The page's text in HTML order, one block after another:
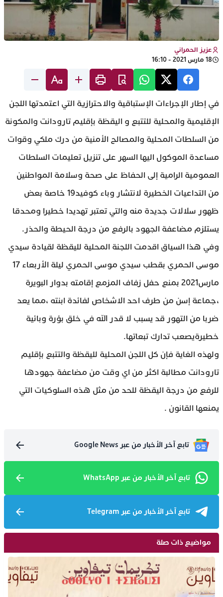
عزيز الحمراني
18 مارس 2021 - 16:10
في إطار الإجراءات الإستباقية والاحترازية التي اعتمدتها اللجن
الإقليمية والمحلية للتتبع و اليقظة بإقليم تارودانت والمكونة
من السلطات المحلية والمصالح الأمنية من درك ملكي وقوات
مساعدة الموكول اليها السهر على تنزيل تعليمات السلطات
العمومية الرامية إلى الحفاظ على صحة وسلامة المواطنين
من التداعيات الخطيرة لانتشار وباء كوفيد19 خاصة بعض
ظهور سلالات جديدة منه والتي تعتبر تهديدا خطيرا ومحدقا
يستلزم مضاعفة الجهود بالرفع من درجة الحيطة والحذر.
وفي هذا السياق اقدمت اللجنة المحلية لليقظة لقيادة سيدي
موسى الحمري بقطب سيدي موسى الحمري ليلة الأربعاء 17
مارس2021 بمنع حفل زفاف المزمع إقامته بدوار البويرة
،جماعة إسن من طرف احد الاشخاص لفائدة ابنته ،مما يعد
ضربا من التهور قد يسبب لا قدر الله في خلق بؤرة وبائية
خطيرةيصعب تدارك تبعاتها.
ولهذه الغاية فإن كل اللجن المحلية لليقظة والتتبع بإقليم
تارودانت مطالبة اكثر من اي وقت من مضاعفة جهودها
للرفع من درجة اليقظة للحد من مثل هذه السلوكيات التي
يمنعها القانون .
تابع آخر الأخبار من عبر Google News
تابع آخر الأخبار من عبر WhatsApp
تابع آخر الأخبار من عبر Telegram
مواضيع ذات صلة